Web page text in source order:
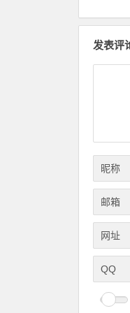
发表评
昵称
邮箱
网址
QQ